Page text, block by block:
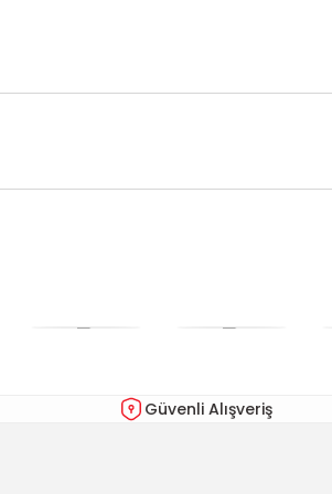
Ürün fiyatı diğer sitelerden daha pahalı.
Güvenli Alışveriş